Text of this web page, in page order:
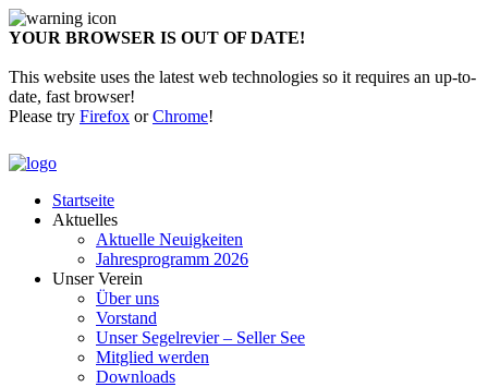
YOUR BROWSER IS OUT OF DATE!
This website uses the latest web technologies so it requires an up-to-
date, fast browser!
Please try Firefox orChrome!
Startseite
Aktuelles
Aktuelle Neuigkeiten
Jahresprogramm 2026
Unser Verein
Über uns
Vorstand
Unser Segelrevier – Seller See
Mitglied werden
Downloads